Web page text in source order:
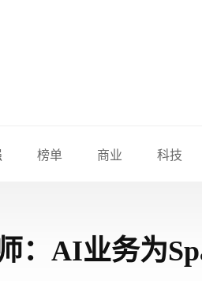
榜单 商业 科技
：AI业务为